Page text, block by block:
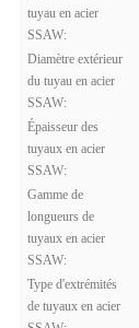
tuyau en acier
SSAW:
Diamètre extérieur
du tuyau en acier
SSAW:
Épaisseur des
tuyaux en acier
SSAW:
Gamme de
longueurs de
tuyaux en acier
SSAW:
Type d'extrémités
de tuyaux en acier